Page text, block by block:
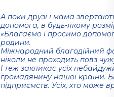
А поки друзі і мама
допомога, в будь-якому
«Благаємо і просимо
родини.
Міжнародний благодійний
ніколи не проходить повз
І теж закликає усіх
громадянину нашої країни.
підприємств. Усіх, хто може